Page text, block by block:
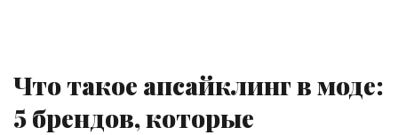
Что такое апсайклинг в моде:
5 брендов, которые